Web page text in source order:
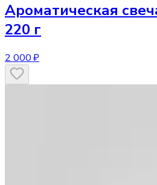
Ароматическая
220 г
2 000 ₽